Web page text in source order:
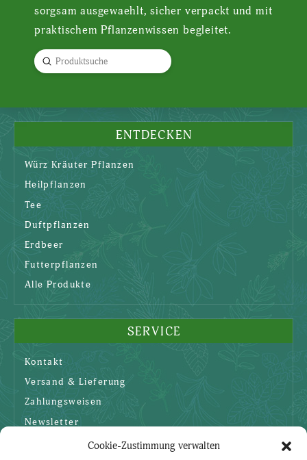
Cookie-Zustimmung verwalten
sorgsam ausgewaehlt, sicher verpackt und mit
praktischem Pflanzenwissen begleitet.
Search
Submit
ENTDECKEN
Würz Kräuter Pflanzen
Heilpflanzen
Tee
Duftpflanzen
Erdbeer
Futterpflanzen
Alle Produkte
SERVICE
Kontakt
Versand & Lieferung
Zahlungsweisen
Newsletter